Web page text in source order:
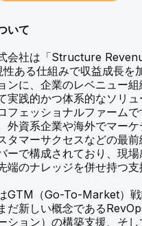
いて
会社は「Structure
ある仕組みで収益成長を
ンに、企業のレベニュー組
実践的かつ体系的なソリ
フェッショナルファームで
外資系企業や海外でマーケ
タマーサクセスなどの最前
ーで構成されており、現
端のナレッジを併せ持つ支
GTM（Go-To-Market）
だ新しい概念である
ション）の構築支援、そ